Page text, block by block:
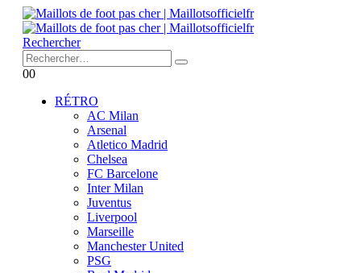
Rechercher
00
RÉTRO
AC Milan
Arsenal
Atletico Madrid
Chelsea
FC Barcelone
Inter Milan
Juventus
Liverpool
Marseille
Manchester United
PSG